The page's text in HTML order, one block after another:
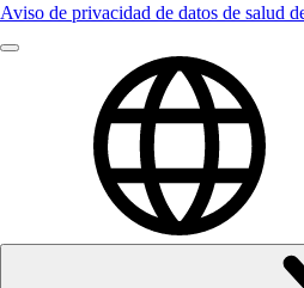
Aviso de privacidad de datos de salud